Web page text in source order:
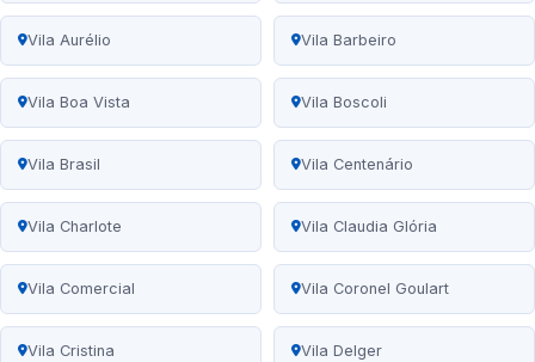
Vila Aurélio Vila Barbeiro
Vila Boa Vista Vila Boscoli
Vila Brasil Vila Centenário
Vila Charlote Vila Claudia Glória
Vila Comercial Vila Coronel Goulart
Vila Cristina Vila Delger